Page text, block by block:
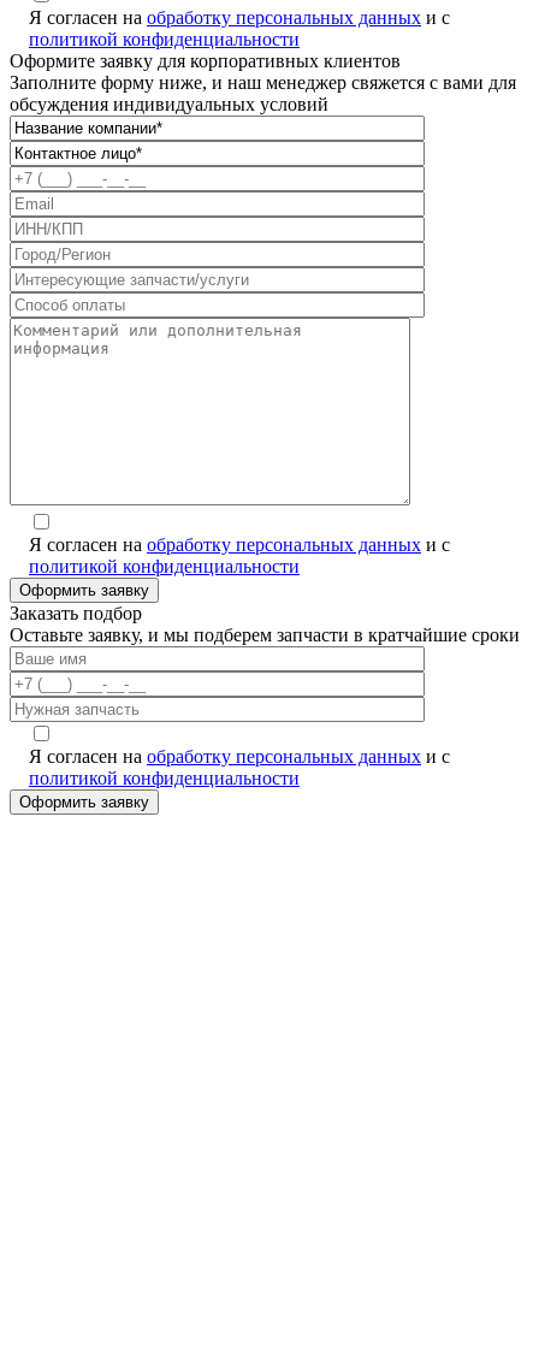
Я согласен на обработку персональных данных и с
политикой конфиденциальности
Оформите заявку для корпоративных клиентов
Заполните форму ниже, и наш менеджер свяжется с вами для
обсуждения индивидуальных условий
Я согласен на обработку персональных данных и с
политикой конфиденциальности
Заказать подбор
Оставьте заявку, и мы подберем запчасти в кратчайшие сроки
Я согласен на обработку персональных данных и с
политикой конфиденциальности